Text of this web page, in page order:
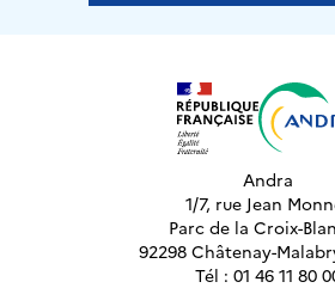
Andra
1/7, rue Jean
Parc de la Croix-
92298 Châtenay-
Tél : 01 46 11 80